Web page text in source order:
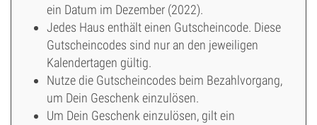
ein Datum im Dezember (2022).
Jedes Haus enthält einen Gutscheincode. Diese
Gutscheincodes sind nur an den jeweiligen
Kalendertagen gültig.
Nutze die Gutscheincodes beim Bezahlvorgang,
um Dein Geschenk einzulösen.
Um Dein Geschenk einzulösen, gilt ein